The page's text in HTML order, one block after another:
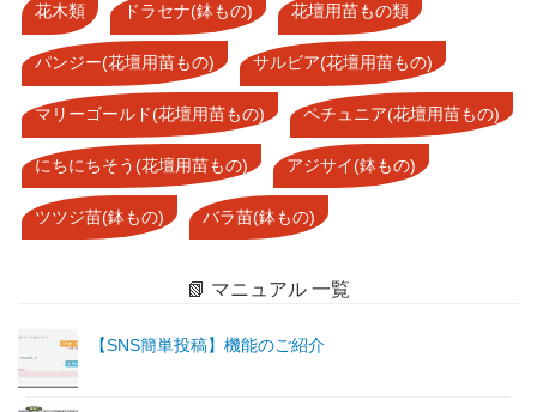
花木類 ドラセナ(鉢もの) 花壇用苗もの類
パンジー(花壇用苗もの) サルビア(花壇用苗もの)
マリーゴールド(花壇用苗もの) ペチュニア(花壇用苗もの)
にちにちそう(花壇用苗もの) アジサイ(鉢もの)
ツツジ苗(鉢もの) バラ苗(鉢もの)
📗 マニュアル 一覧
【SNS簡単投稿】機能のご紹介